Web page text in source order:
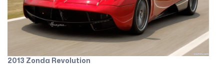
2013 Zonda Revolution